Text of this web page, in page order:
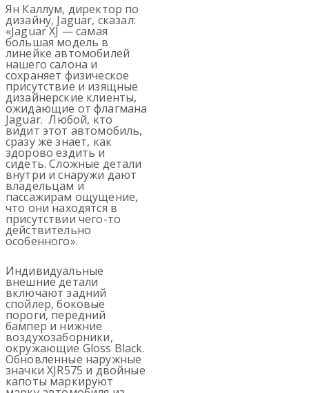
Ян Каллум, директор по
дизайну, Jaguar, сказал:
«Jaguar XJ — самая
большая модель в
линейке автомобилей
нашего салона и
сохраняет физическое
присутствие и изящные
дизайнерские клиенты,
ожидающие от флагмана
Jaguar. Любой, кто
видит этот автомобиль,
сразу же знает, как
здорово ездить и
сидеть. Сложные детали
внутри и снаружи дают
владельцам и
пассажирам ощущение,
что они находятся в
присутствии чего-то
действительно
особенного».
Индивидуальные
внешние детали
включают задний
спойлер, боковые
пороги, передний
бампер и нижние
воздухозаборники,
окружающие Gloss Black.
Обновленные наружные
значки XJR575 и двойные
капоты маркируют